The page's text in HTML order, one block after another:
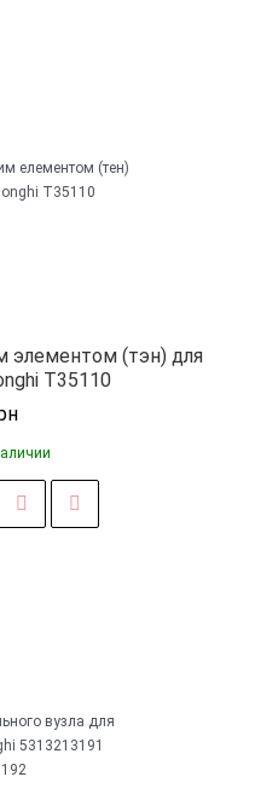
элементом (тэн) для
T35110